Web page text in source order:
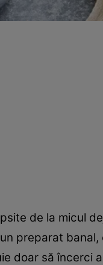
de la micul
preparat
doar să încerci